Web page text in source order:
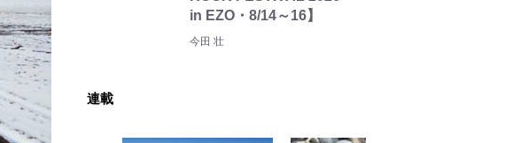
in EZO・8/14～16】
今田 壮
連載